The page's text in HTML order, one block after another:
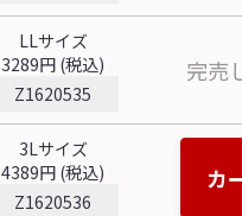
LLサイズ
3289円 (税込)
Z1620535
完売
3Lサイズ
4389円 (税込)
Z1620536
カ